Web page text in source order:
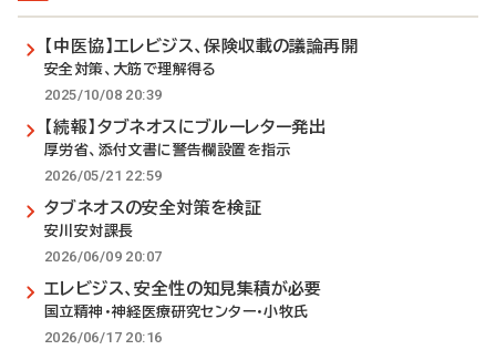
【中医協】エレビジス、保険収載の議論再開
安全対策、大筋で理解得る
2025/10/08 20:39
【続報】タブネオスにブルーレター発出
厚労省、添付文書に警告欄設置を指示
2026/05/21 22:59
タブネオスの安全対策を検証
安川安対課長
2026/06/09 20:07
エレビジス、安全性の知見集積が必要
国立精神・神経医療研究センター・小牧氏
2026/06/17 20:16